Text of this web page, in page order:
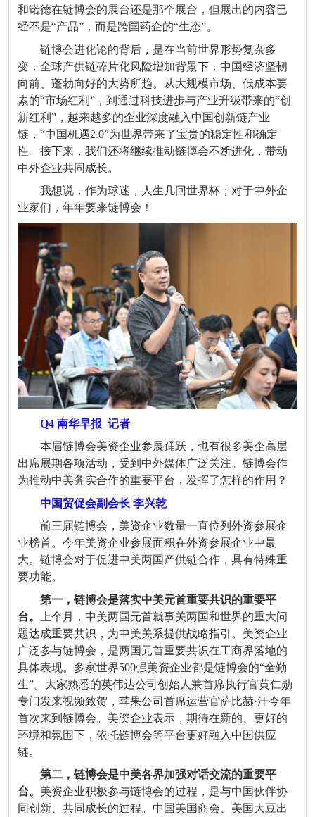
和诺德在链博会的展台还是那个展台，但展出的内容已
经不是“产品” ，而是跨国药企的“生态”。
链博会进化论的背后，是在当前世界形势复杂多
变，全球产供链碎片化风险增加背景下，中国经济坚韧
向前、蓬勃向好的大势所趋。从大规模市场、低成本要
素的“市场红利 ” ，到通过科技进步与产业升级带来的“创
新红利 ” ，越来越多的企业深度融入中国创新链产业
链， “中国机遇2.0”为世界带来了宝贵的稳定性和确定
性。接下来，我们还将继续推动链博会不断进化，带动
中外企业共同成长。
我想说，作为球迷，人生几回世界杯；对于中外企
业家们，年年要来链博会！
Q4 南华早报 记者
本届链博会美资企业参展踊跃，也有很多美企高层
出席展期各项活动，受到中外媒体广泛关注。链博会作
为推动中美务实合作的重要平台，发挥了怎样的作用？
中国贸促会副会长 李兴乾
前三届链博会，美资企业数量一直位列外资参展企
业榜首。今年美资企业参展面积在外资参展企业中最
大。链博会对于促进中美两国产供链合作，具有特殊重
要功能。
第一， 链博会是落实中美元首重要共识的重要平
台。
上个月，中美两国元首就事关两国和世界的重大问
题达成重要共识，为中美关系提供战略指引。美资企业
广泛参与链博会，是两国元首重要共识在工商界落地的
具体表现。多家世界500强美资企业都是链博会的“全勤
生”。大家熟悉的英伟达公司创始人兼首席执行官黄仁勋
专门发来视频致贺，苹果公司首席运营官萨比赫·汗今年
首次来到链博会。美资企业表示，期待在新的、更好的
环境和氛围下，依托链博会等平台更好融入中国供应
链。
第二， 链博会是中美各界加强对话交流的重要平
台。 美资企业积极参与链博会的过程，是与中国伙伴协
同创新、共同成长的过程。中国美国商会、美国大豆出